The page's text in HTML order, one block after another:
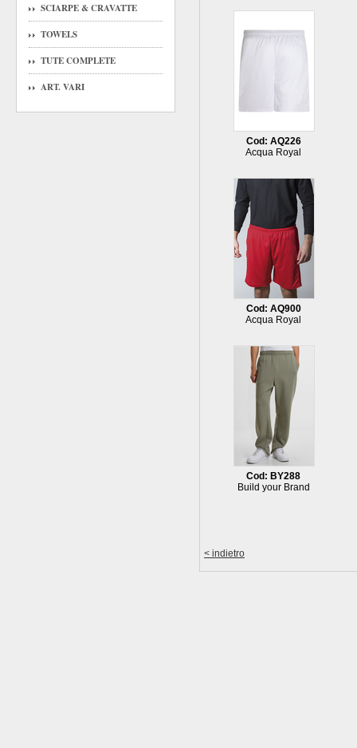
SCIARPE & CRAVATTE
TOWELS
TUTE COMPLETE
ART. VARI
Cod: AQ226
Acqua Royal
Cod: AQ900
Acqua Royal
Cod: BY288
Build your Brand
< indietro